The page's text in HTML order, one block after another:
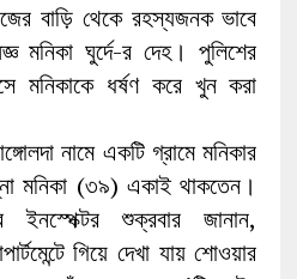
বাড়ি থেকে রহস্যজনক ভাবে
মনিকা ঘুর্দে-র দেহ। পুলিশের
মনিকাকে ধর্ষণ করে খুন করা
নামে একটি গ্রামে মনিকার
মনিকা (৩৯) একাই থাকতেন।
ইনস্পেক্টর শুক্রবার জানান,
গিয়ে দেখা যায় শোওয়ার